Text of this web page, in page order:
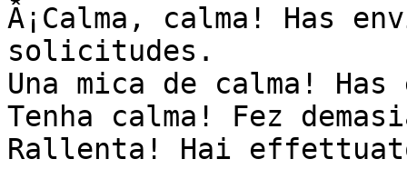
Â¡Calma, calma! Has
solicitudes.
Una mica de calma!
Tenha calma! Fez
Rallenta! Hai